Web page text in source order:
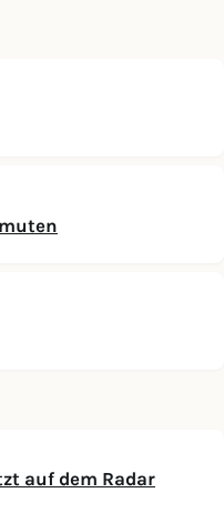
auf dem Radar